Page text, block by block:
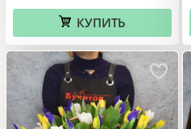
КУПИТЬ